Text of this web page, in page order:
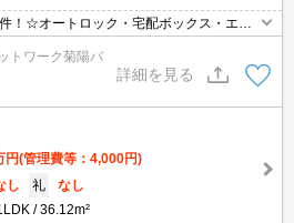
！☆オートロック・宅配ボックス・エレ
充実！☆敷地内にバイク置き場あり！☆
済可能！☆ ※2年間の定期借家契約です
トワーク菊陽バ
詳細を見る
円(管理費等：4,000円)
し 礼
なし
36.12m²